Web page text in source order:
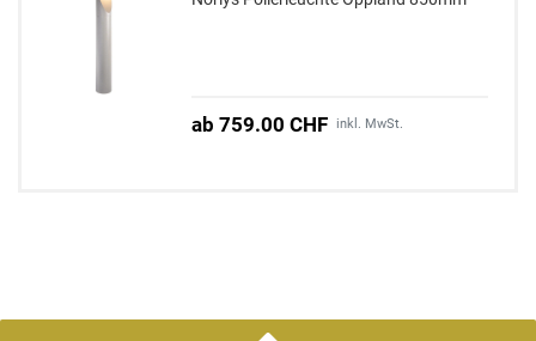
ab 759.00 CHF inkl. MwSt.